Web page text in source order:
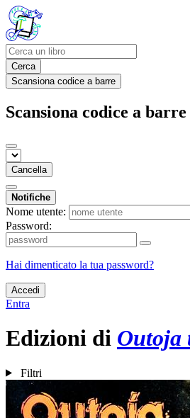
Cerca
Scansiona codice a barre
Scansiona codice a barre
Cancella
Notifiche
Nome utente:
Password:
Hai dimenticato la tua password?
Accedi
Entra
Edizioni di Outoja
Filtri